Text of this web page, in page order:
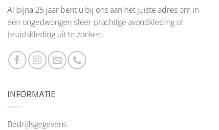
Al bijna 25 jaar bent u bij ons aan het juiste adres om in
een ongedwongen sfeer prachtige avondkleding of
bruidskleding uit te zoeken.
INFORMATIE
Bedrijfsgegevens